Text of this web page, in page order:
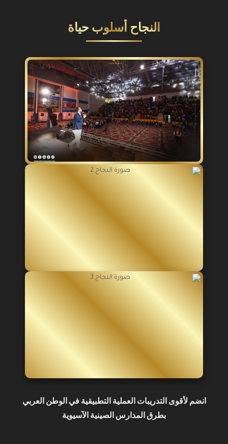
النجاح أسلوب حياة
انضم لأقوى التدريبات العملية التطبيقية في الوطن العربي
بطرق المدارس الصينية الآسيوية